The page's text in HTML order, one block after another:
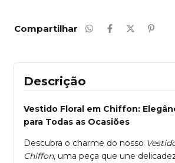
Compartilhar
Descrição
Vestido Floral em Chiffon:
para Todas as Ocasiões
Descubra o charme do nosso
Chiffon, uma peça que une